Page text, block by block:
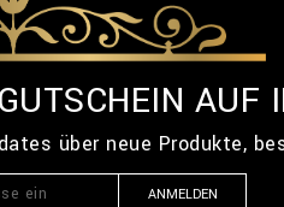
AUF
über neue Produkte,
ANMELDEN